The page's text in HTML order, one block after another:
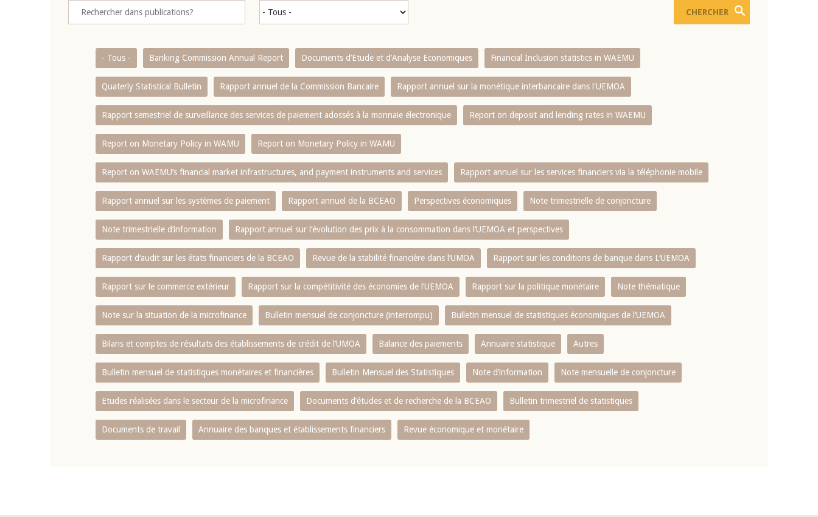
- Tous - Banking Commission Annual Report Documents d’Etude et d’Analyse Economiques Financial Inclusion statistics in WAEMU
Quaterly Statistical Bulletin Rapport annuel de la Commission Bancaire Rapport annuel sur la monétique interbancaire dans l'UEMOA
Rapport semestriel de surveillance des services de paiement adossés à la monnaie électronique Report on deposit and lending rates in WAEMU
Report on Monetary Policy in WAMU Report on Monetary Policy in WAMU
Report on WAEMU’s financial market infrastructures, and payment instruments and services Rapport annuel sur les services financiers via la téléphonie mobile
Rapport annuel sur les systèmes de paiement Rapport annuel de la BCEAO Perspectives économiques Note trimestrielle de conjoncture
Note trimestrielle d‘information Rapport annuel sur l‘évolution des prix à la consommation dans l‘UEMOA et perspectives
Rapport d‘audit sur les états financiers de la BCEAO Revue de la stabilité financière dans l‘UMOA Rapport sur les conditions de banque dans L‘UEMOA
Rapport sur le commerce extérieur Rapport sur la compétitivité des économies de l‘UEMOA Rapport sur la politique monétaire Note thématique
Note sur la situation de la microfinance Bulletin mensuel de conjoncture (interrompu) Bulletin mensuel de statistiques économiques de l‘UEMOA
Bilans et comptes de résultats des établissements de crédit de l‘UMOA Balance des paiements Annuaire statistique Autres
Bulletin mensuel de statistiques monétaires et financières Bulletin Mensuel des Statistiques Note d’information Note mensuelle de conjoncture
Etudes réalisées dans le secteur de la microfinance Documents d’études et de recherche de la BCEAO Bulletin trimestriel de statistiques
Documents de travail Annuaire des banques et établissements financiers Revue économique et monétaire